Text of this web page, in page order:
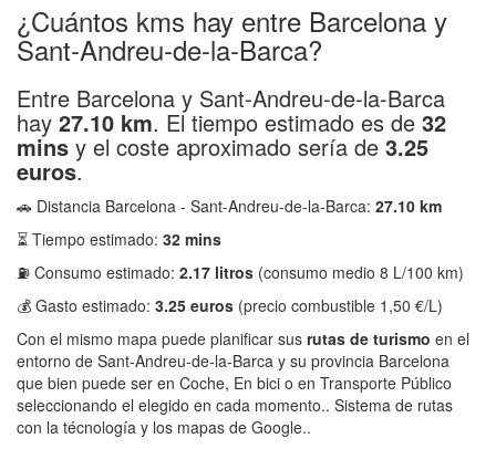
¿Cuántos kms hay entre Barcelona y
Sant-Andreu-de-la-Barca?
Entre Barcelona y Sant-Andreu-de-la-Barca
hay 27.10 km. El tiempo estimado es de 32
mins y el coste aproximado sería de 3.25
euros.
🚗 Distancia Barcelona - Sant-Andreu-de-la-Barca: 27.10 km
⏳ Tiempo estimado: 32 mins
⛽ Consumo estimado: 2.17 litros (consumo medio 8 L/100 km)
💰 Gasto estimado: 3.25 euros (precio combustible 1,50 €/L)
Con el mismo mapa puede planificar sus rutas de turismo en el
entorno de Sant-Andreu-de-la-Barca y su provincia Barcelona
que bien puede ser en Coche, En bici o en Transporte Público
seleccionando el elegido en cada momento.. Sistema de rutas
con la técnología y los mapas de Google..